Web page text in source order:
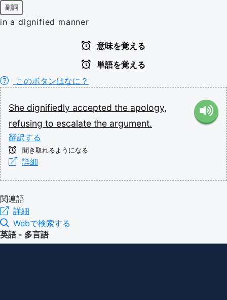
副詞
in a dignified manner
意味を覚える
単語を覚える
このボタンはなに？
She dignifiedly accepted the apology,
refusing to escalate the argument.
翻訳する
聞き取れるようになる
詳細
関連語
詳細
Webで検索する
英語 - 多言語